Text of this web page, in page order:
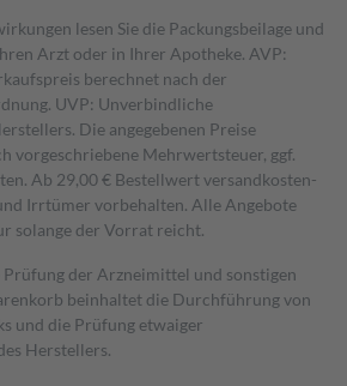
lesen Sie die Packungsbeilage und
Arzt oder in Ihrer Apotheke. AVP:
berechnet nach der
UVP: Unverbindliche
Die angegebenen Preise
vorgeschriebene Mehrwertsteuer, ggf.
Ab 29,00 € Bestell­wert versand­kosten­
Irrtümer vorbehalten. Alle Angebote
solange der Vorrat reicht.
Prüfung der Arzneimittel und sonstigen
beinhaltet die Durchführung von
und die Prüfung etwaiger
Herstellers.